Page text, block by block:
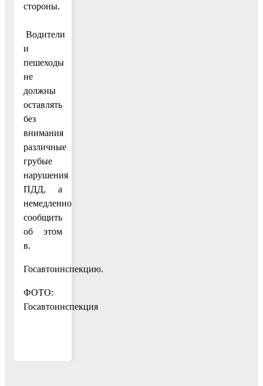
стороны.
Водители
и
пешеходы
не
должны
оставлять
без
внимания
различные
грубые
нарушения
ПДД, а
немедленно
сообщить
об этом
в.
Госавтоинспекцию.
ФОТО:
Госавтоинспекция